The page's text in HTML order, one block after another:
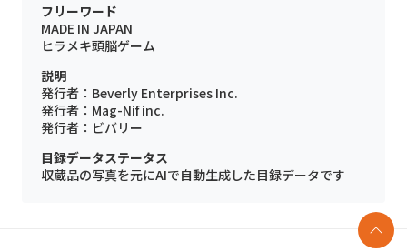
フリーワード
MADE IN JAPAN
ヒラメキ頭脳ゲーム
説明
発行者：Beverly Enterprises Inc.
発行者：Mag-Nif inc.
発行者：ビバリー
目録データステータス
収蔵品の写真を元にAIで自動生成した目録データです